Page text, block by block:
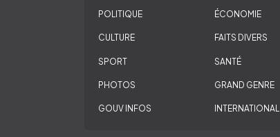
POLITIQUE ÉCONOMIE
CULTURE FAITS DIVERS
SPORT SANTÉ
PHOTOS GRAND GENRE
GOUV INFOS INTERNATIONAL